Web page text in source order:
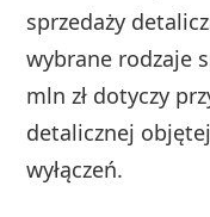
sprzedaży
wybrane rodzaje
mln zł dotyczy
detalicznej
wyłączeń.